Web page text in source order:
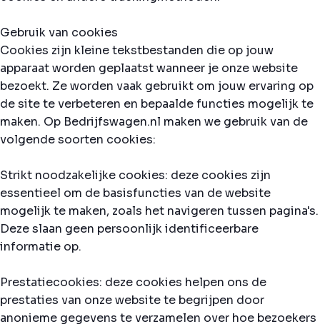
Gebruik van cookies
Cookies zijn kleine tekstbestanden die op jouw
apparaat worden geplaatst wanneer je onze website
bezoekt. Ze worden vaak gebruikt om jouw ervaring op
de site te verbeteren en bepaalde functies mogelijk te
maken. Op Bedrijfswagen.nl maken we gebruik van de
volgende soorten cookies:
Strikt noodzakelijke cookies: deze cookies zijn
essentieel om de basisfuncties van de website
mogelijk te maken, zoals het navigeren tussen pagina's.
Deze slaan geen persoonlijk identificeerbare
informatie op.
Prestatiecookies: deze cookies helpen ons de
prestaties van onze website te begrijpen door
anonieme gegevens te verzamelen over hoe bezoekers